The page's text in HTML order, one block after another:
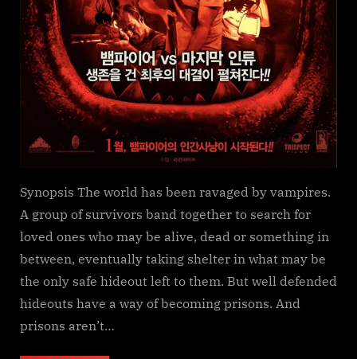
Synopsis The world has been ravaged by vampires.
A group of survivors band together to search for
loved ones who may be alive, dead or something in
between, eventually taking shelter in what may be
the only safe hideout left to them. But well defended
hideouts have a way of becoming prisons. And
prisons aren’t…